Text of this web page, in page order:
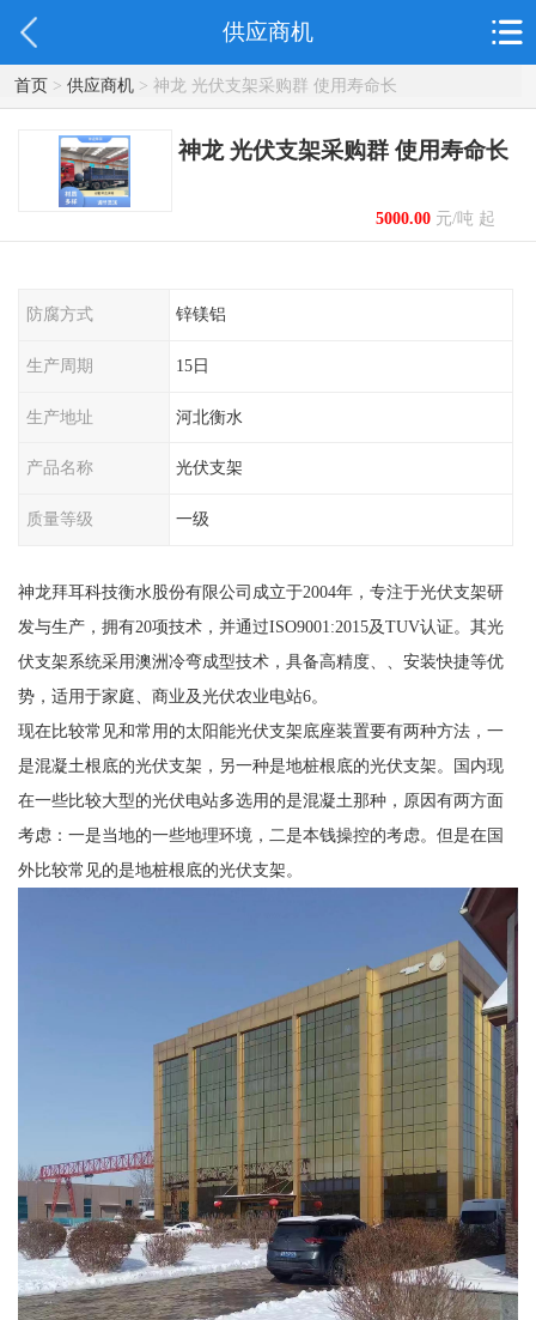
供应商机
首页> 供应商机> 神龙 光伏支架采购群 使用寿命长
神龙 光伏支架采购群 使用寿命长
5000.00元/吨 起
防腐方式 锌镁铝
生产周期 15日
生产地址 河北衡水
产品名称 光伏支架
质量等级 一级
神龙拜耳科技衡水股份有限公司成立于2004年，专注于光伏支架研
发与生产，拥有20项技术，并通过ISO9001:2015及TUV认证。其光
伏支架系统采用澳洲冷弯成型技术，具备高精度、、安装快捷等优
势，适用于家庭、商业及光伏农业电站6。
现在比较常见和常用的太阳能光伏支架底座装置要有两种方法，一
是混凝土根底的光伏支架，另一种是地桩根底的光伏支架。国内现
在一些比较大型的光伏电站多选用的是混凝土那种，原因有两方面
考虑：一是当地的一些地理环境，二是本钱操控的考虑。但是在国
外比较常见的是地桩根底的光伏支架。